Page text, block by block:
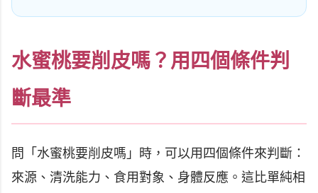
水蜜桃要削皮嗎？用四個條件判
斷最準
問「水蜜桃要削皮嗎」時，可以用四個條件來判斷：
來源、清洗能力、食用對象、身體反應。這比單純相